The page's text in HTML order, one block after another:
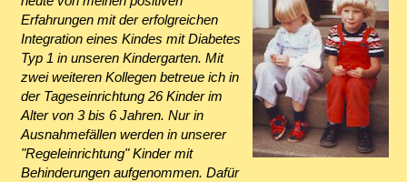
Erfahrungen mit der erfolgreichen
Integration eines Kindes mit Diabetes
Typ 1 in unseren Kindergarten. Mit
zwei weiteren Kollegen betreue ich in
der Tageseinrichtung 26 Kinder im
Alter von 3 bis 6 Jahren. Nur in
Ausnahmefällen werden in unserer
"Regeleinrichtung" Kinder mit
Behinderungen aufgenommen. Dafür